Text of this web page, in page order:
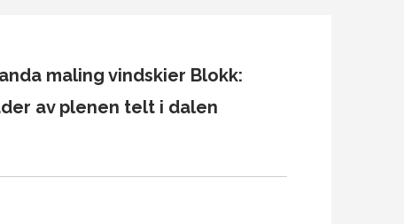
maling vindskier Blokk:
av plenen telt i dalen